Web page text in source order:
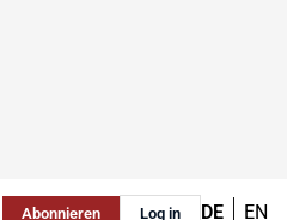
Abonnieren Log in DE EN